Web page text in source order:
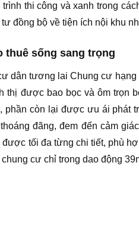
thi công và xanh trong
đồng bộ về tiện ích nội khu
thuê sống sang trọng
dân tương lai Chung cư
thị được bao bọc và ôm
phần còn lại được ưu ái phát
đãng, đem đến cảm
tối đa từng chi tiết, phù
cư chỉ trong dao động